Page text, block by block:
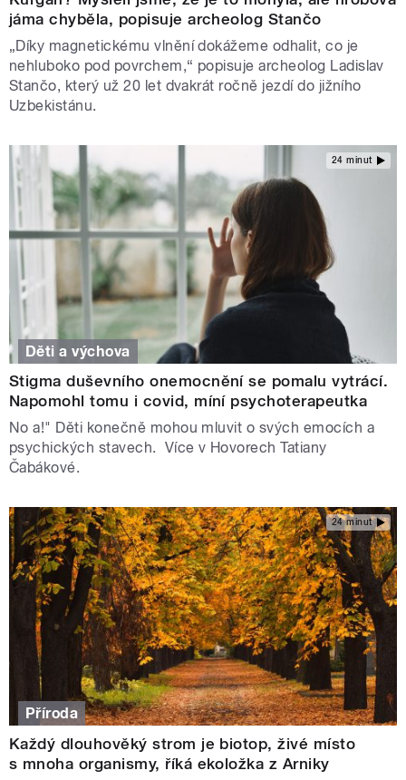
jáma chyběla, popisuje archeolog Stančo
„Díky magnetickému vlnění dokážeme odhalit, co je
nehluboko pod povrchem,“ popisuje archeolog Ladislav
Stančo, který už 20 let dvakrát ročně jezdí do jižního
Uzbekistánu.
24 minut
Děti a výchova
Stigma duševního onemocnění se pomalu vytrácí.
Napomohl tomu i covid, míní psychoterapeutka
No a!" Děti konečně mohou mluvit o svých emocích a
psychických stavech. Více v Hovorech Tatiany
Čabákové.
24 minut
Příroda
Každý dlouhověký strom je biotop, živé místo
s mnoha organismy, říká ekoložka z Arniky